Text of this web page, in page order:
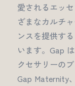
愛されるエッ
ざまなカルチ
ンスを提供す
います。Gap
クセサリーの
Gap Maternity